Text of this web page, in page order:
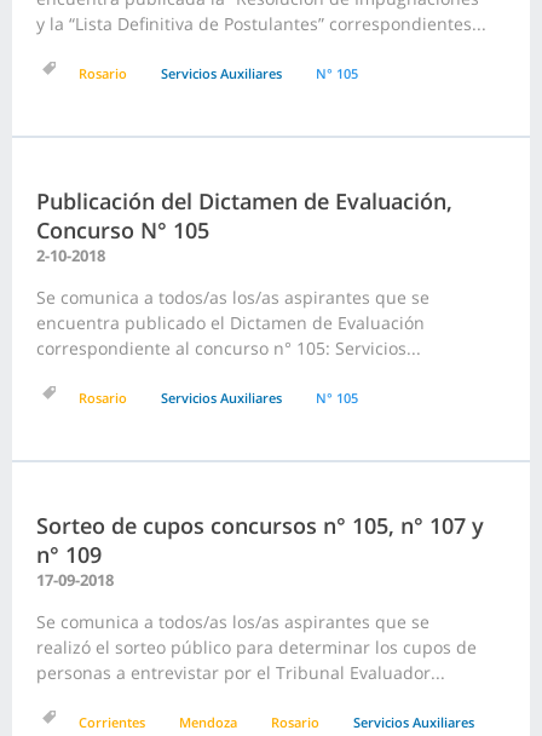
y la “Lista Definitiva de Postulantes” correspondientes...
Rosario Servicios Auxiliares N° 105
Publicación del Dictamen de Evaluación,
Concurso N° 105
2-10-2018
Se comunica a todos/as los/as aspirantes que se
encuentra publicado el Dictamen de Evaluación
correspondiente al concurso n° 105: Servicios...
Rosario Servicios Auxiliares N° 105
Sorteo de cupos concursos n° 105, n° 107 y
n° 109
17-09-2018
Se comunica a todos/as los/as aspirantes que se
realizó el sorteo público para determinar los cupos de
personas a entrevistar por el Tribunal Evaluador...
Corrientes Mendoza Rosario Servicios Auxiliares